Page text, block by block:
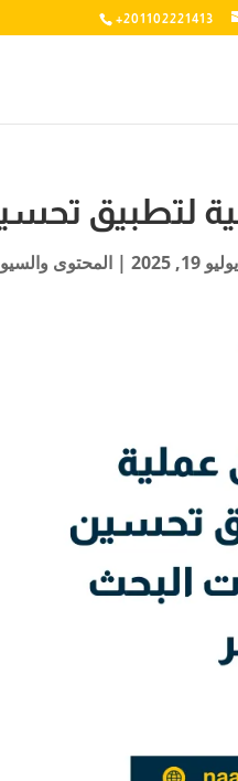
+201102221413
يوليو 19, 2025 |المحتوى والسيو